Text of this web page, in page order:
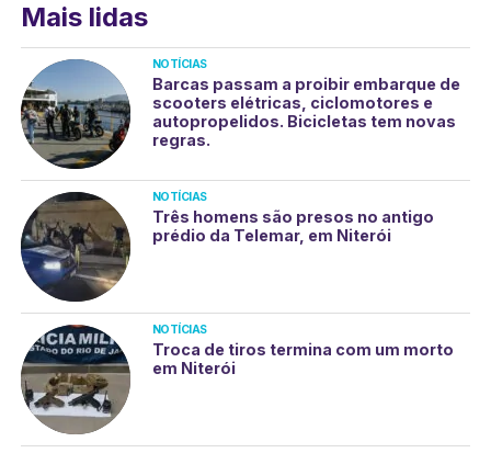
Mais lidas
NOTÍCIAS
Barcas passam a proibir embarque de
scooters elétricas, ciclomotores e
autopropelidos. Bicicletas tem novas
regras.
NOTÍCIAS
Três homens são presos no antigo
prédio da Telemar, em Niterói
NOTÍCIAS
Troca de tiros termina com um morto
em Niterói